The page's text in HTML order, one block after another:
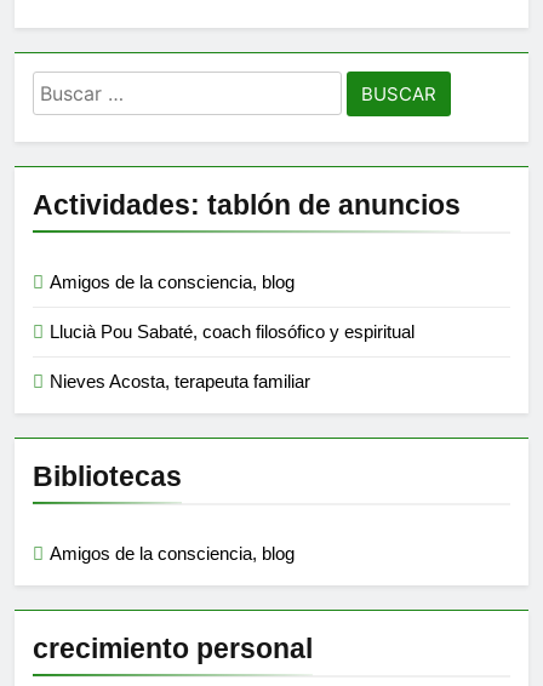
Buscar:
Actividades: tablón de anuncios
Amigos de la consciencia, blog
Llucià Pou Sabaté, coach filosófico y espiritual
Nieves Acosta, terapeuta familiar
Bibliotecas
Amigos de la consciencia, blog
crecimiento personal